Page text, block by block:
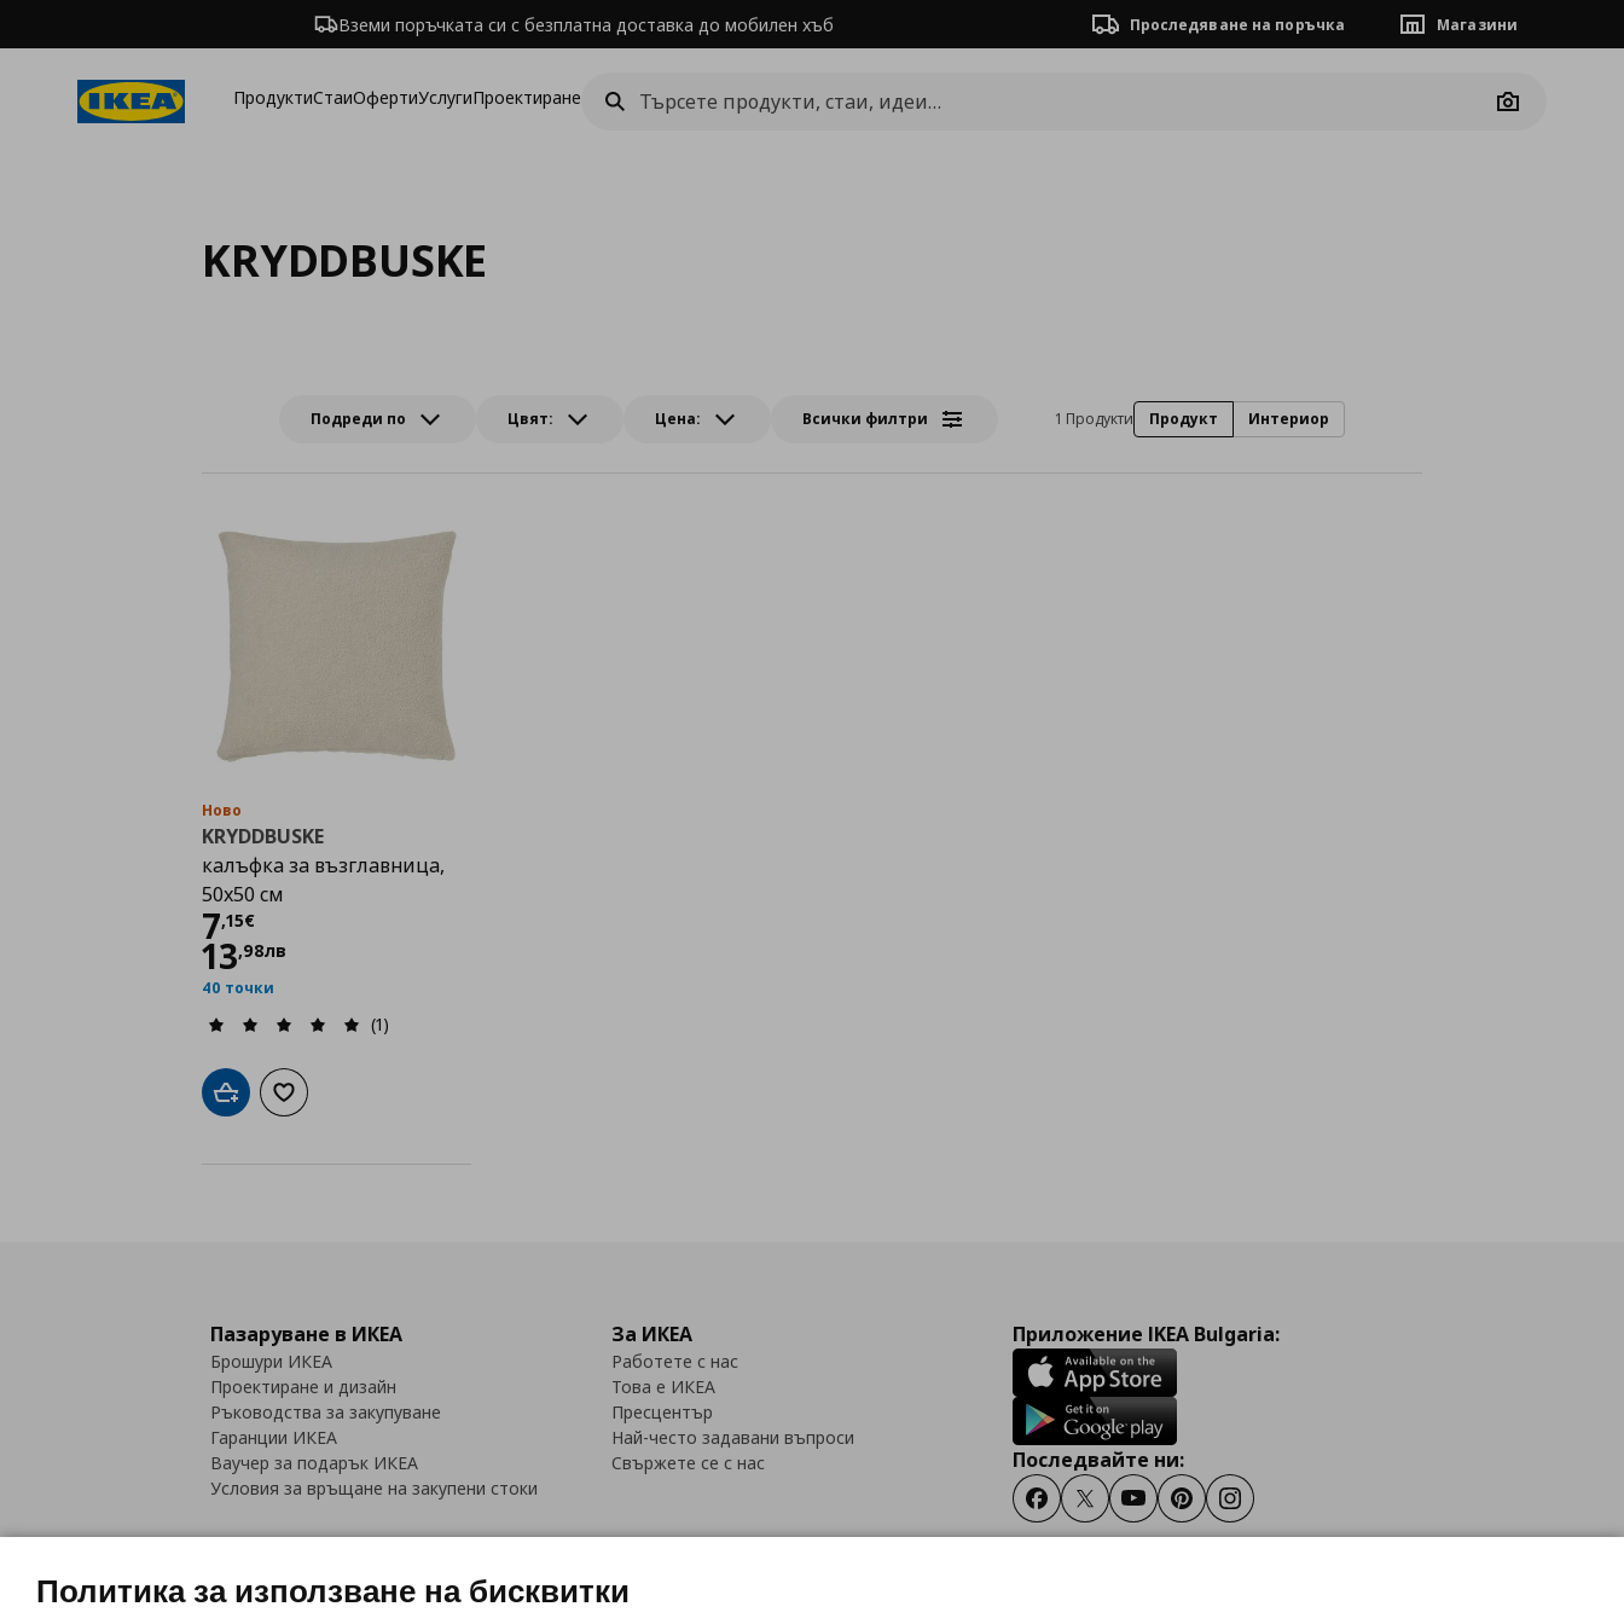
Вземи поръчката си с безплатна доставка до мобилен хъб Проследяване на поръчка Магазини
ПродуктиСтаиОфертиУслугиПроектиране
Camera
KRYDDBUSKE
Подреди по Цвят: Цена: Всички филтри 1 Продукти Продукт Интериор
Ново
KRYDDBUSKE
калъфка за възглавница,
50x50 см
7,15€
Цена
13,98лв
40 точки
(1)
Добави в кошницата
Добави към списъка с любими
Пазаруване в ИКЕА
Брошури ИКЕА
Проектиране и дизайн
Ръководства за закупуване
Гаранции ИКЕА
Ваучер за подарък ИКЕА
Условия за връщане на закупени стоки
За ИКЕА
Работете с нас
Това е ИКЕА
Пресцентър
Най-често задавани въпроси
Свържете се с нас
Приложение IKEA Bulgaria:
Последвайте ни:
FacebookTwitterYoutubePinterestInstagram
Политика за използване на бисквитки